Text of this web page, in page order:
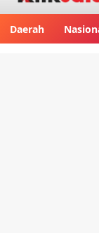
Daerah